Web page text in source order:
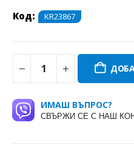
Код: KR23867
ИМАШ ВЪПРОС?
СВЪРЖИ СЕ С НАШ